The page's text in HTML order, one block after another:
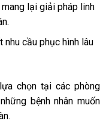
lại giải pháp linh
cầu phục hình lâu
chọn tại các phòng
bệnh nhân muốn